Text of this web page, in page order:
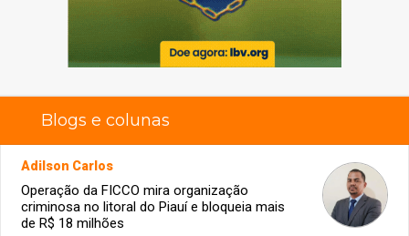
Blogs e colunas
Adilson Carlos
Operação da FICCO mira organização
criminosa no litoral do Piauí e bloqueia mais
de R$ 18 milhões